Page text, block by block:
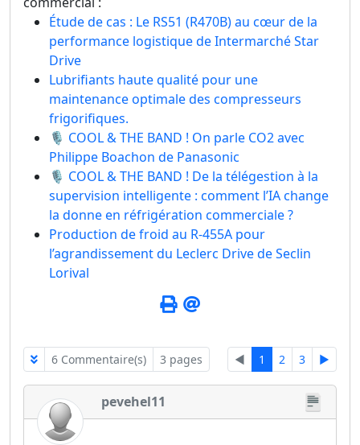
Étude de cas : Le RS51 (R470B) au cœur de la
performance logistique de Intermarché Star
Drive
Lubrifiants haute qualité pour une
maintenance optimale des compresseurs
frigorifiques.
🎙️ COOL & THE BAND ! On parle CO2 avec
Philippe Boachon de Panasonic
🎙️ COOL & THE BAND ! De la télégestion à la
supervision intelligente : comment l’IA change
la donne en réfrigération commerciale ?
Production de froid au R-455A pour
l’agrandissement du Leclerc Drive de Seclin
Lorival
6 Commentaire(s) 3 pages ◄ 1 2 3 ►
pevehel11